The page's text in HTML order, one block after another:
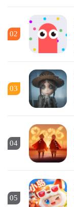
02
03
04
05